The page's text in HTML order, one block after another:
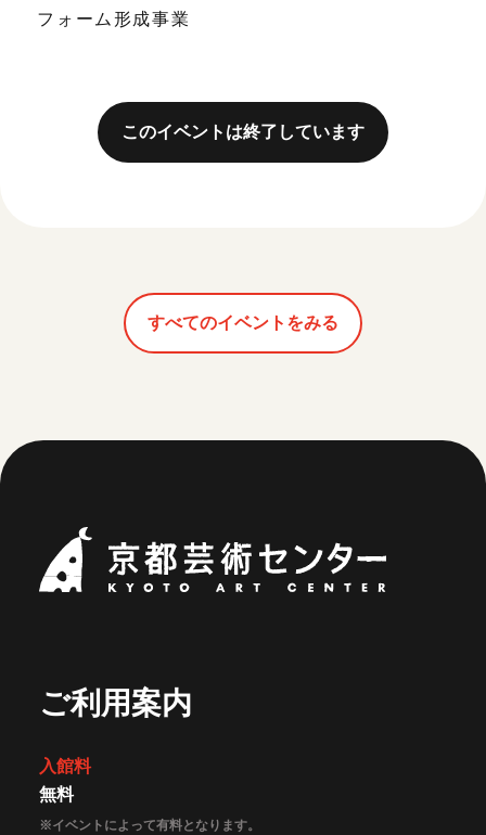
フォーム形成事業
このイベントは終了しています
すべてのイベントをみる
ご利用案内
入館料
無料
※イベントによって有料となります。